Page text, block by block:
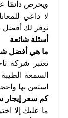
ويحرص دائمًا
لا داعي
نوفر لك
أسئلة شائعة
ما هي أفضل
تعتبر شركة
السمعة
استعن بها
كم سعر إيجار
ما عليك إلا